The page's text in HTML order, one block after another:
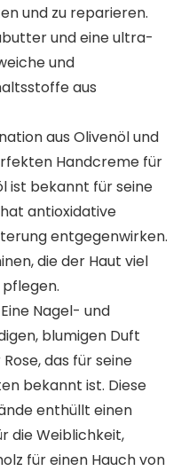
und zu reparieren.
und eine ultra-
und
aus
aus Olivenöl und
Handcreme für
ist bekannt für seine
antioxidative
entgegenwirken.
die der Haut viel
Eine Nagel- und
blumigen Duft
das für seine
bekannt ist. Diese
enthüllt einen
die Weiblichkeit,
für einen Hauch von